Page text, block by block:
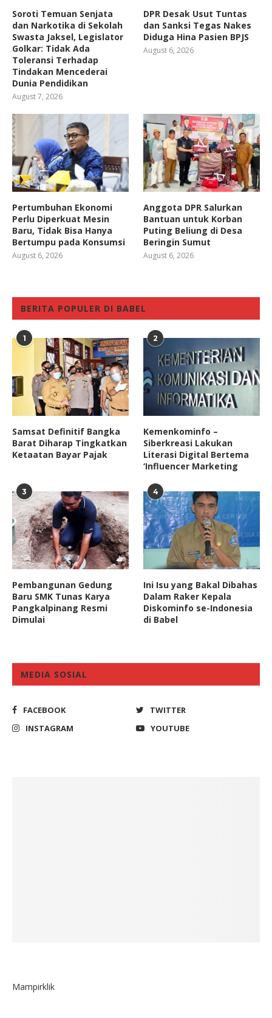
Soroti Temuan Senjata
dan Narkotika di Sekolah
Swasta Jaksel, Legislator
Golkar: Tidak Ada
Toleransi Terhadap
Tindakan Mencederai
Dunia Pendidikan
August 7, 2026
DPR Desak Usut Tuntas
dan Sanksi Tegas Nakes
Diduga Hina Pasien BPJS
August 6, 2026
Pertumbuhan Ekonomi
Perlu Diperkuat Mesin
Baru, Tidak Bisa Hanya
Bertumpu pada Konsumsi
August 6, 2026
Anggota DPR Salurkan
Bantuan untuk Korban
Puting Beliung di Desa
Beringin Sumut
August 6, 2026
BERITA POPULER DI BABEL
1
Samsat Definitif Bangka
Barat Diharap Tingkatkan
Ketaatan Bayar Pajak
2
Kemenkominfo –
Siberkreasi Lakukan
Literasi Digital Bertema
‘Influencer Marketing
3
Pembangunan Gedung
Baru SMK Tunas Karya
Pangkalpinang Resmi
Dimulai
4
Ini Isu yang Bakal Dibahas
Dalam Raker Kepala
Diskominfo se-Indonesia
di Babel
MEDIA SOSIAL
FACEBOOK
TWITTER
INSTAGRAM
YOUTUBE
Mampirklik